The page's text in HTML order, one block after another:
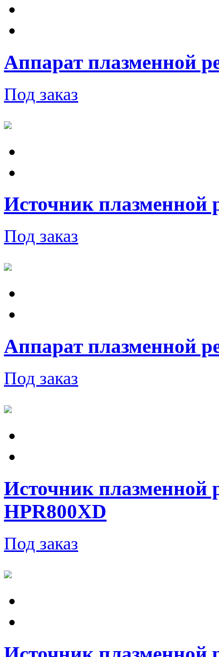
Аппарат плазменной
Под заказ
Источник плазменной
Под заказ
Аппарат плазменной
Под заказ
Источник плазменной
HPR800XD
Под заказ